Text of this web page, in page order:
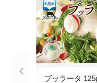
ブッラータ